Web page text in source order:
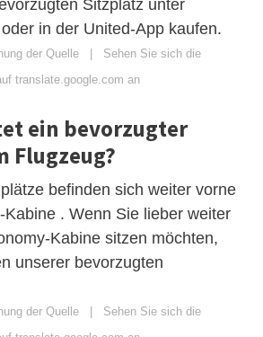
Sitzplatz unter
oder in der United-App kaufen.
der Quelle | Sehen Sie sich die
translate.google.com an
ein bevorzugter
Flugzeug?
befinden sich weiter vorne
Kabine . Wenn Sie lieber weiter
Kabine sitzen möchten,
unserer bevorzugten
der Quelle | Sehen Sie sich die